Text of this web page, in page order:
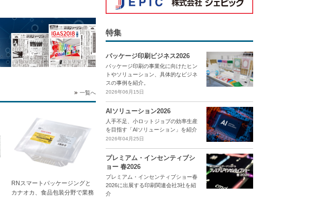
一覧へ
RNスマートパッケージングと
カナオカ、食品包装分野で業務
特集
パッケージ印刷ビジネス2026
パッケージ印刷の事業化に向けたヒン
トやソリューション、具体的なビジネ
スの事例を紹介。
2026年06月15日
AIソリューション2026
人手不足、小ロットジョブの効率生産
を目指す「AIソリューション」を紹介
2026年04月25日
プレミアム・インセンティブシ
ョー 春2026
プレミアム・インセンティブショー春
2026に出展する印刷関連会社3社を紹
介